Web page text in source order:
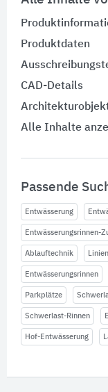
Produktdaten
CAD-Details
Alle Inhalte
Passende
Entwässerung
Entwässerungsrinnen-
Ablauftechnik
Entwässerungsrinnen
Parkplätze
Schwerlast-Rinnen
Hof-Entwässerung